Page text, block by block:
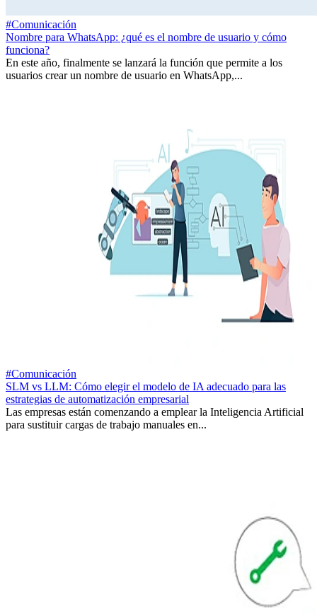
#Comunicación
Nombre para WhatsApp: ¿qué es el nombre de usuario y cómo
funciona?
En este año, finalmente se lanzará la función que permite a los
usuarios crear un nombre de usuario en WhatsApp,...
#Comunicación
SLM vs LLM: Cómo elegir el modelo de IA adecuado para las
estrategias de automatización empresarial
Las empresas están comenzando a emplear la Inteligencia Artificial
para sustituir cargas de trabajo manuales en...